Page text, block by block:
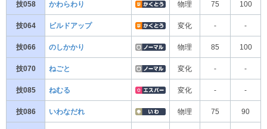
技058 かわらわり 物理 75 100
技064 ビルドアップ 変化 - -
技066 のしかかり 物理 85 100
技070 ねごと 変化 - -
技085 ねむる 変化 - -
技086 いわなだれ 物理 75 90